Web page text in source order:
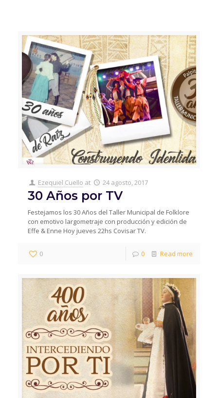
Ezequiel Cuello at 24 agosto, 2017
30 Años por TV
Festejamos los 30 Años del Taller Municipal de Folklore
con emotivo largometraje con producción y edición de
Effe & Enne Hoy jueves 22hs Covisar TV.
0 0 Read more